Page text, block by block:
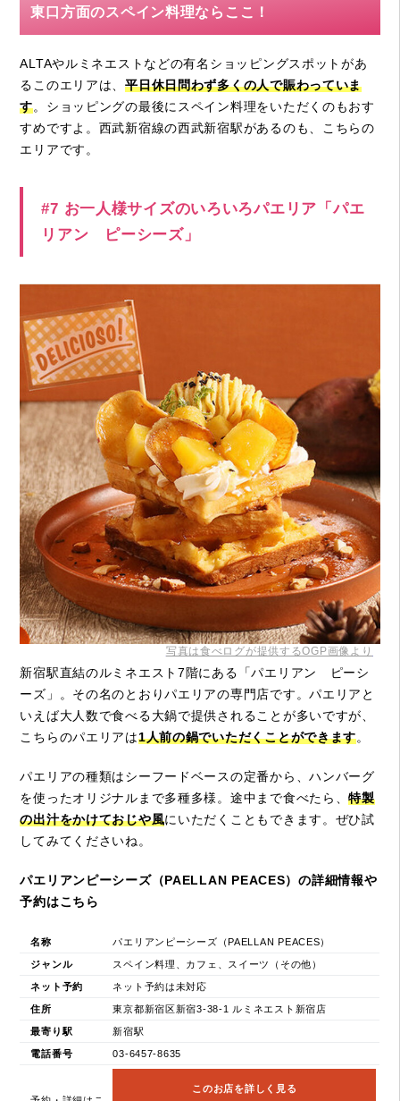
東口方面のスペイン料理ならここ！
ALTAやルミネエストなどの有名ショッピングスポットがあ
るこのエリアは、平日休日問わず多くの人で賑わっていま
す。ショッピングの最後にスペイン料理をいただくのもおす
すめですよ。西武新宿線の西武新宿駅があるのも、こちらの
エリアです。
#7 お一人様サイズのいろいろパエリア「パエ
リアン ピーシーズ」
写真は食べログが提供するOGP画像より
新宿駅直結のルミネエスト7階にある「パエリアン ピーシ
ーズ」。その名のとおりパエリアの専門店です。パエリアと
いえば大人数で食べる大鍋で提供されることが多いですが、
こちらのパエリアは1人前の鍋でいただくことができます。
パエリアの種類はシーフードベースの定番から、ハンバーグ
を使ったオリジナルまで多種多様。途中まで食べたら、特製
の出汁をかけておじや風にいただくこともできます。ぜひ試
してみてくださいね。
パエリアンピーシーズ（PAELLAN PEACES）の詳細情報や
予約はこちら
名称 パエリアンピーシーズ（PAELLAN PEACES）
ジャンル スペイン料理、カフェ、スイーツ（その他）
ネット予約 ネット予約は未対応
住所 東京都新宿区新宿3-38-1 ルミネエスト新宿店
最寄り駅 新宿駅
電話番号 03-6457-8635
このお店を詳しく見る